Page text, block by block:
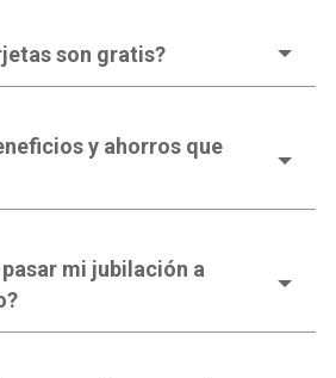
son gratis?
y ahorros que
mi jubilación a